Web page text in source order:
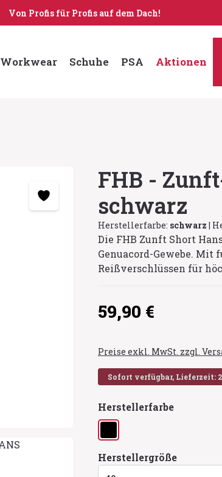
Von Profis für Profis auf dem Dach!
Workwear Schuhe PSA Aktionen
FHB -
schwarz
Herstellerfarbe: schwarz |
Die FHB Zunft Short
Genuacord-Gewebe.
Reißverschlüssen für
Regulärer Preis:
59,90 €
Preise exkl. MwSt. zzgl.
Sofort verfügbar, Lieferzeit:
Herstellerfarbe
schwarz
Herstellergröße